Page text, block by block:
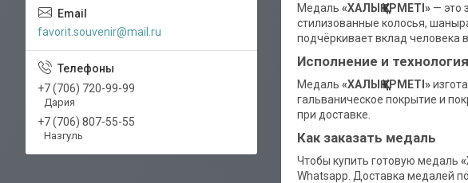
Медаль «ХАЛЫҚ ҚҰРМЕТІ» — это
стилизованные колосья,
подчёркивает вклад человека
Исполнение и
Медаль «ХАЛЫҚ ҚҰРМЕТІ»
гальваническое покрытие и
при доставке.
Как заказать медаль
Чтобы купить готовую медаль
Whatsapp. Доставка медалей
favorit.souvenir@mail.ru
+7 (706) 720-99-99
Дария
+7 (706) 807-55-55
Назгуль